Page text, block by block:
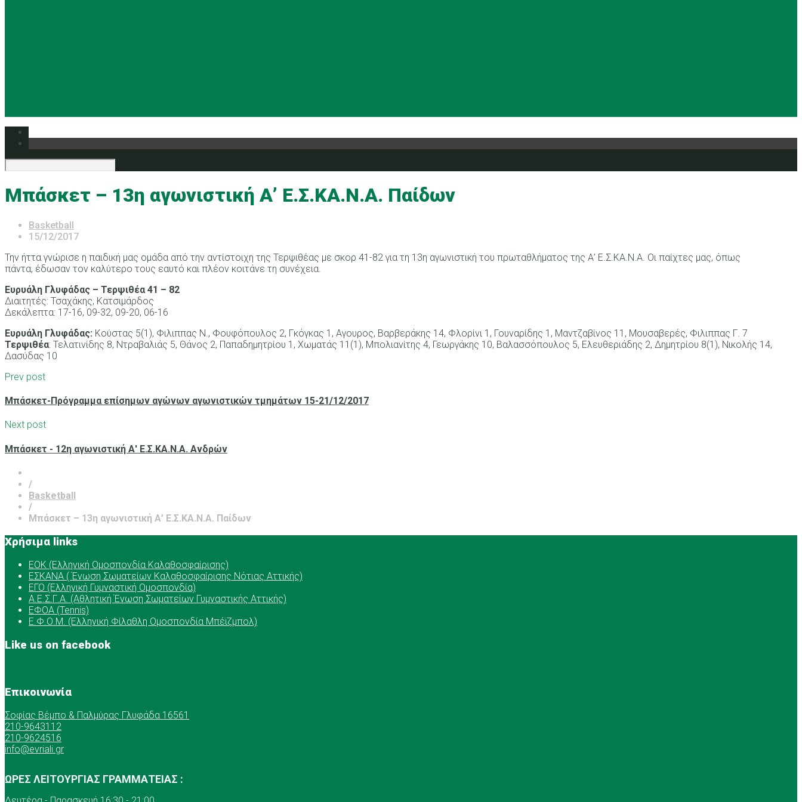
Μπάσκετ – 13η αγωνιστική Α’ Ε.Σ.ΚΑ.Ν.Α. Παίδων
Basketball
15/12/2017
Την ήττα γνώρισε η παιδική μας ομάδα από την αντίστοιχη της Τερψιθέας με σκορ 41-82 για τη 13η αγωνιστική του πρωταθλήματος της Α’ Ε.Σ.ΚΑ.Ν.Α. Οι παίχτες μας, όπως
πάντα, έδωσαν τον καλύτερο τους εαυτό και πλέον κοιτάνε τη συνέχεια.
Ευρυάλη Γλυφάδας – Τερψιθέα 41 – 82
Διαιτητές: Τσαχάκης, Κατσιμάρδος
Δεκάλεπτα: 17-16, 09-32, 09-20, 06-16
Ευρυάλη Γλυφάδας: Κούστας 5(1), Φιλιππας Ν., Φουφόπουλος 2, Γκόγκας 1, Αγουρος, Βαρβεράκης 14, Φλορίνι 1, Γουναρίδης 1, Μαντζαβίνος 11, Μουσαβερές, Φιλιππας Γ. 7
Τερψιθέα: Τελατινίδης 8, Ντραβαλιάς 5, Θάνος 2, Παπαδημητρίου 1, Χωματάς 11(1), Μπολιανίτης 4, Γεωργάκης 10, Βαλασσόπουλος 5, Ελευθεριάδης 2, Δημητρίου 8(1), Νικολής 14,
Δασύδας 10
Prev post
Μπάσκετ-Πρόγραμμα επίσημων αγώνων αγωνιστικών τμημάτων 15-21/12/2017
Next post
Μπάσκετ - 12η αγωνιστική Α' Ε.Σ.ΚΑ.Ν.Α. Ανδρών
/
Basketball
/
Μπάσκετ – 13η αγωνιστική Α’ Ε.Σ.ΚΑ.Ν.Α. Παίδων
Χρήσιμα links
ΕOK (Ελληνική Ομοσπονδία Καλαθοσφαίρισης)
ΕΣΚΑΝΑ ( Ένωση Σωματείων Καλαθοσφαίρισης Νότιας Αττικής)
ΕΓΟ (Ελληνική Γυμναστική Ομοσπονδία)
Α.Ε.Σ.Γ.Α. (Αθλητική Ένωση Σωματείων Γυμναστικής Αττικής)
ΕΦΟΑ (Tennis)
Ε.Φ.Ο.Μ. (Ελληνική Φίλαθλη Ομοσπονδία Μπέϊζμπολ)
Like us on facebook
Επικοινωνία
Σοφίας Βέμπο & Παλμύρας Γλυφάδα 16561
210-9643112
210-9624516
info@evriali.gr
ΩΡΕΣ ΛΕΙΤΟΥΡΓΙΑΣ ΓΡΑΜΜΑΤΕΙΑΣ :